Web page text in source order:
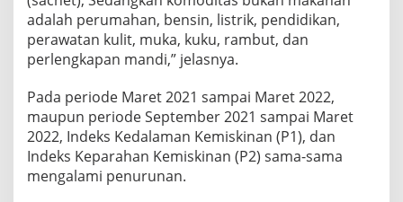
adalah perumahan, bensin, listrik, pendidikan,
perawatan kulit, muka, kuku, rambut, dan
perlengkapan mandi,” jelasnya.
Pada periode Maret 2021 sampai Maret 2022,
maupun periode September 2021 sampai Maret
2022, Indeks Kedalaman Kemiskinan (P1), dan
Indeks Keparahan Kemiskinan (P2) sama-sama
mengalami penurunan.